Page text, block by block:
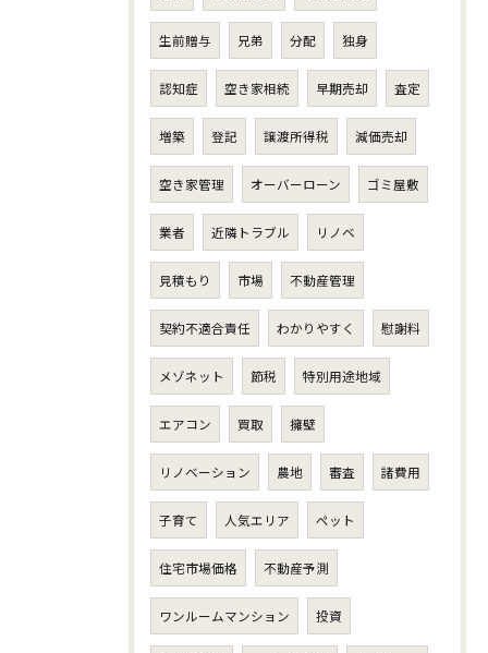
生前贈与 兄弟 分配 独身
認知症 空き家相続 早期売却 査定
増築 登記 譲渡所得税 減価売却
空き家管理 オーバーローン ゴミ屋敷
業者 近隣トラブル リノベ
見積もり 市場 不動産管理
契約不適合責任 わかりやすく 慰謝料
メゾネット 節税 特別用途地域
エアコン 買取 擁壁
リノベーション 農地 審査 諸費用
子育て 人気エリア ペット
住宅市場価格 不動産予測
ワンルームマンション 投資